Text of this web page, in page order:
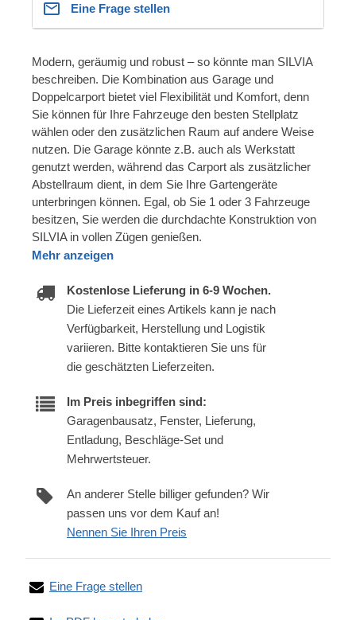
Eine Frage stellen
Modern, geräumig und robust – so könnte man SILVIA
beschreiben. Die Kombination aus Garage und
Doppelcarport bietet viel Flexibilität und Komfort, denn
Sie können für Ihre Fahrzeuge den besten Stellplatz
wählen oder den zusätzlichen Raum auf andere Weise
nutzen. Die Garage könnte z.B. auch als Werkstatt
genutzt werden, während das Carport als zusätzlicher
Abstellraum dient, in dem Sie Ihre Gartengeräte
unterbringen können. Egal, ob Sie 1 oder 3 Fahrzeuge
besitzen, Sie werden die durchdachte Konstruktion von
SILVIA in vollen Zügen genießen.
Mehr anzeigen
Kostenlose Lieferung in 6-9 Wochen.
Die Lieferzeit eines Artikels kann je nach
Verfügbarkeit, Herstellung und Logistik
variieren. Bitte kontaktieren Sie uns für
die geschätzten Lieferzeiten.
Im Preis inbegriffen sind:
Garagenbausatz, Fenster, Lieferung,
Entladung, Beschläge-Set und
Mehrwertsteuer.
An anderer Stelle billiger gefunden? Wir
passen uns vor dem Kauf an!
Nennen Sie Ihren Preis
Eine Frage stellen